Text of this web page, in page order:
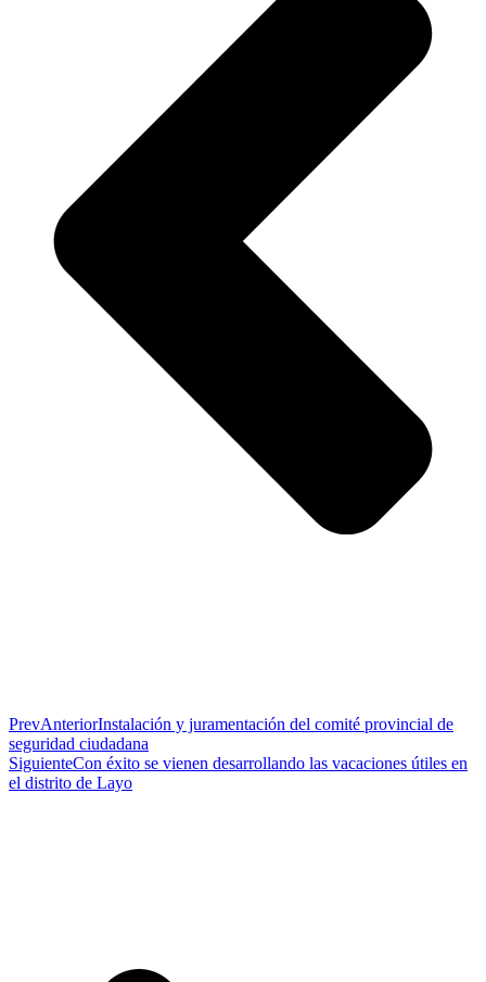
PrevAnteriorInstalación y juramentación del comité provincial de
seguridad ciudadana
SiguienteCon éxito se vienen desarrollando las vacaciones útiles en
el distrito de Layo